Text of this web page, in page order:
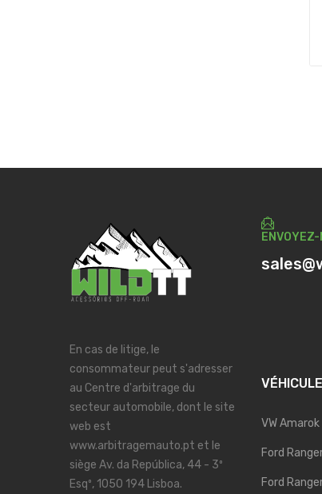
En cas de litige, le
consommateur peut s'adresser
au Centre d'arbitrage du
secteur automobile, dont le site
web est
www.arbitragemauto.pt et le
siège Av. da República, 44 - 3º
Esqº, 1050 194 Lisboa.
VW Amarok
Ford
Ford